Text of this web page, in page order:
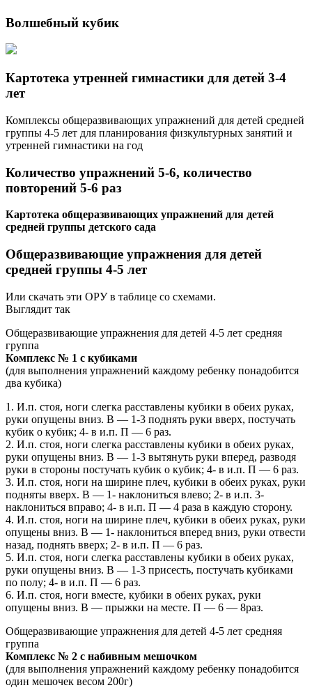
Волшебный кубик
Картотека утренней гимнастики для детей 3-4
лет
Комплексы общеразвивающих упражнений для детей средней
группы 4-5 лет для планирования физкультурных занятий и
утренней гимнастики на год
Количество упражнений 5-6, количество
повторений 5-6 раз
Картотека общеразвивающих упражнений для детей
средней группы детского сада
Общеразвивающие упражнения для детей
средней группы 4-5 лет
Или скачать эти ОРУ в таблице со схемами.
Выглядит так
Общеразвивающие упражнения для детей 4-5 лет средняя
группа
Комплекс № 1 с кубиками
(для выполнения упражнений каждому ребенку понадобится
два кубика)
1. И.п. стоя, ноги слегка расставлены кубики в обеих руках,
руки опущены вниз. В — 1-3 поднять руки вверх, постучать
кубик о кубик; 4- в и.п. П — 6 раз.
2. И.п. стоя, ноги слегка расставлены кубики в обеих руках,
руки опущены вниз. В — 1-3 вытянуть руки вперед, разводя
руки в стороны постучать кубик о кубик; 4- в и.п. П — 6 раз.
3. И.п. стоя, ноги на ширине плеч, кубики в обеих руках, руки
подняты вверх. В — 1- наклониться влево; 2- в и.п. 3-
наклониться вправо; 4- в и.п. П — 4 раза в каждую сторону.
4. И.п. стоя, ноги на ширине плеч, кубики в обеих руках, руки
опущены вниз. В — 1- наклониться вперед вниз, руки отвести
назад, поднять вверх; 2- в и.п. П — 6 раз.
5. И.п. стоя, ноги слегка расставлены кубики в обеих руках,
руки опущены вниз. В — 1-3 присесть, постучать кубиками
по полу; 4- в и.п. П — 6 раз.
6. И.п. стоя, ноги вместе, кубики в обеих руках, руки
опущены вниз. В — прыжки на месте. П — 6 — 8раз.
Общеразвивающие упражнения для детей 4-5 лет средняя
группа
Комплекс № 2 с набивным мешочком
(для выполнения упражнений каждому ребенку понадобится
один мешочек весом 200г)